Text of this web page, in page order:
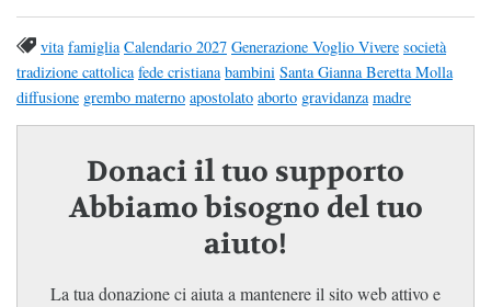
vita famiglia Calendario 2027 Generazione Voglio Vivere società
tradizione cattolica fede cristiana bambini Santa Gianna Beretta Molla
diffusione grembo materno apostolato aborto gravidanza madre
Donaci il tuo supporto
Abbiamo bisogno del tuo
aiuto!
La tua donazione ci aiuta a mantenere il sito web attivo e